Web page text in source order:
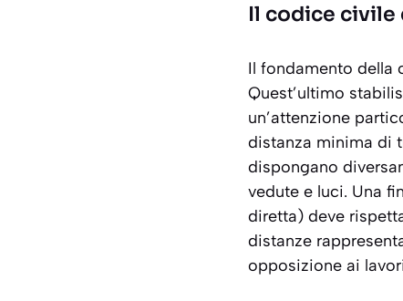
Il codice civile
Il fondamento della
Quest’ultimo
un’attenzione
distanza minima di
dispongano
vedute e luci. Una
diretta) deve
distanze
opposizione ai